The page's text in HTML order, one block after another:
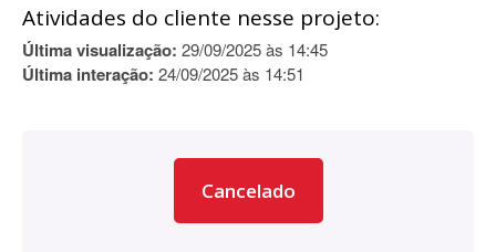
Atividades do cliente nesse projeto:
Última visualização: 29/09/2025 às 14:45
Última interação: 24/09/2025 às 14:51
Cancelado